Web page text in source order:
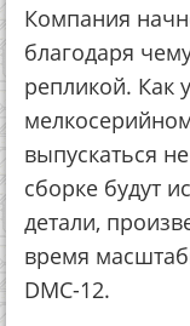
Компания
благодаря
репликой. Как
выпускаться
сборке будут
детали,
время
DMC-12.